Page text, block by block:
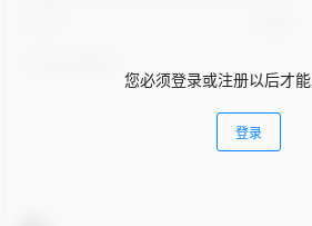
您必须登录或注册以后才
登录